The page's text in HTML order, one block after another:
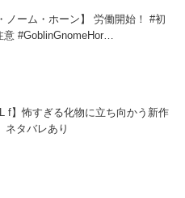
ノーム・ホーン】 労働開始！ #初
意 #GoblinGnomeHor…
f】怖すぎる化物に立ち向かう新作
ネタバレあり